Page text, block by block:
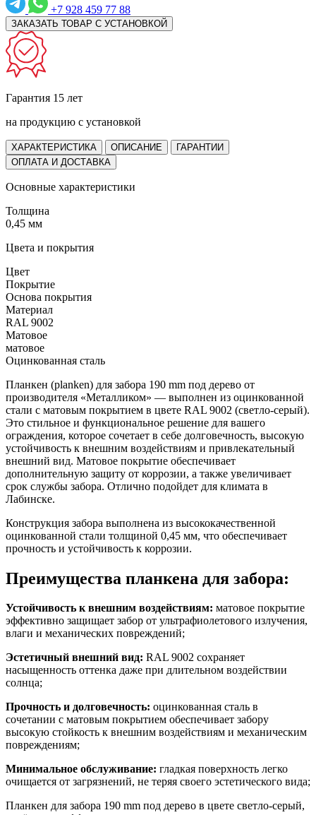
+7 928 459 77 88
ЗАКАЗАТЬ ТОВАР С УСТАНОВКОЙ
Гарантия 15 лет
на продукцию с установкой
ХАРАКТЕРИСТИКА ОПИСАНИЕ
ГАРАНТИИ
ОПЛАТА И ДОСТАВКА
Основные характеристики
Толщина
0,45 мм
Цвета и покрытия
Цвет
Покрытие
Основа покрытия
Материал
RAL 9002
Матовое
матовое
Оцинкованная сталь
Планкен (planken) для забора 190 mm под дерево от
производителя «Металликом» — выполнен из оцинкованной
стали с матовым покрытием в цвете RAL 9002 (светло-серый).
Это стильное и функциональное решение для вашего
ограждения, которое сочетает в себе долговечность, высокую
устойчивость к внешним воздействиям и привлекательный
внешний вид. Матовое покрытие обеспечивает
дополнительную защиту от коррозии, а также увеличивает
срок службы забора. Отлично подойдет для климата в
Лабинске.
Конструкция забора выполнена из высококачественной
оцинкованной стали толщиной 0,45 мм, что обеспечивает
прочность и устойчивость к коррозии.
Преимущества планкена для забора:
Устойчивость к внешним воздействиям: матовое покрытие
эффективно защищает забор от ультрафиолетового излучения,
влаги и механических повреждений;
Эстетичный внешний вид: RAL 9002 сохраняет
насыщенность оттенка даже при длительном воздействии
солнца;
Прочность и долговечность: оцинкованная сталь в
сочетании с матовым покрытием обеспечивает забору
высокую стойкость к внешним воздействиям и механическим
повреждениям;
Минимальное обслуживание: гладкая поверхность легко
очищается от загрязнений, не теряя своего эстетического вида;
Планкен для забора 190 mm под дерево в цвете светло-серый,